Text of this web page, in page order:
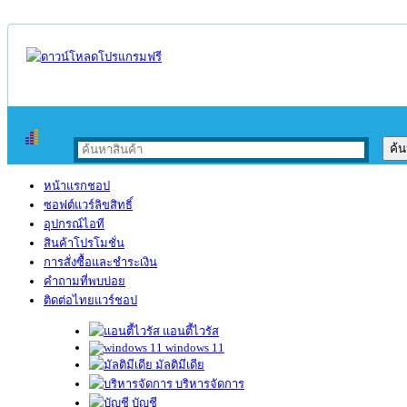
หน้าแรกชอป
ซอฟต์แวร์ลิขสิทธิ์
อุปกรณ์ไอที
สินค้าโปรโมชั่น
การสั่งซื้อและชำระเงิน
คำถามที่พบบ่อย
ติดต่อไทยแวร์ชอป
แอนตี้ไวรัส
windows 11
มัลติมีเดีย
บริหารจัดการ
บัญชี